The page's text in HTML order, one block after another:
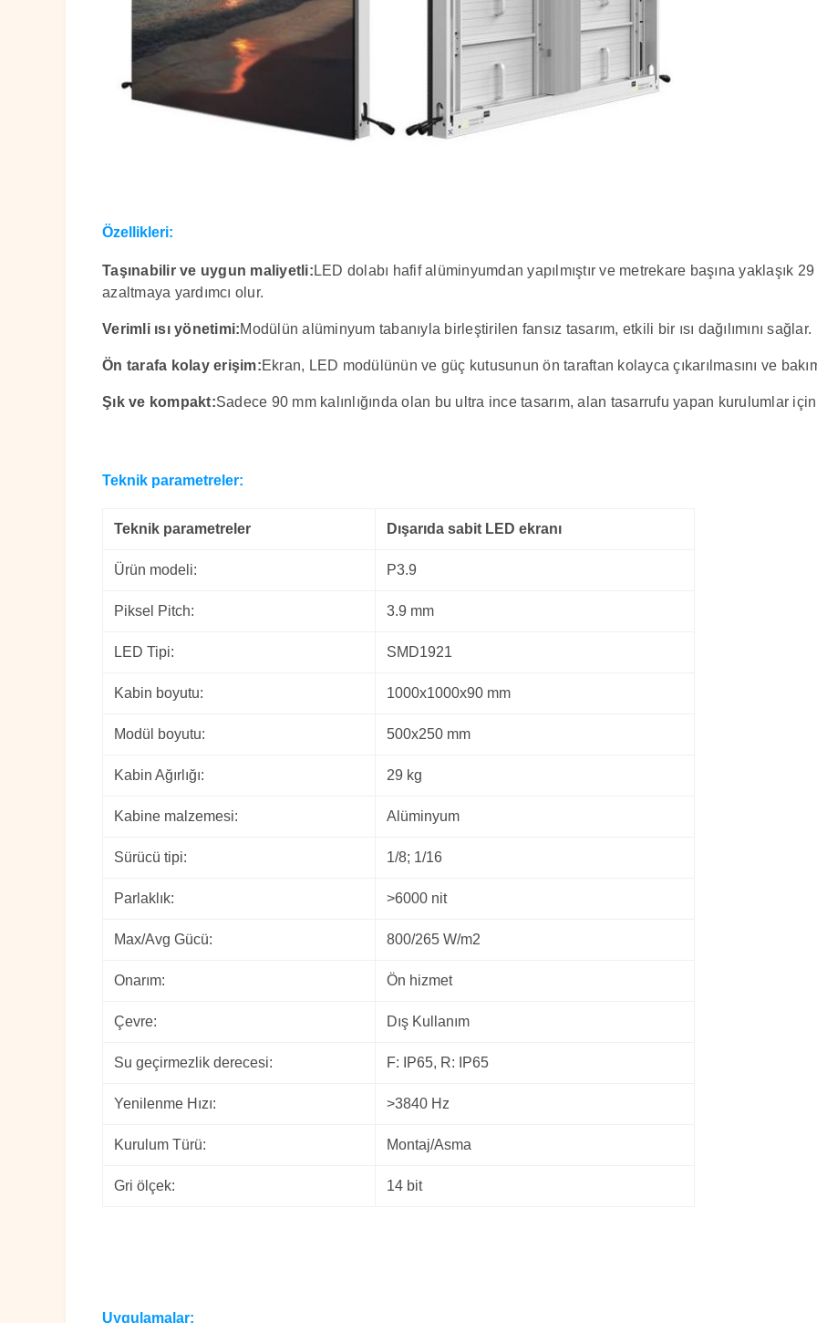
Özellikleri:
Taşınabilir ve uygun maliyetli: LED dolabı hafif alüminyumdan yapılmıştır ve metrekare başına yaklaşık
azaltmaya yardımcı olur.
Verimli ısı yönetimi:Modülün alüminyum tabanıyla birleştirilen fansız tasarım, etkili bir ısı dağılımını sağlar.
Ön tarafa kolay erişim:Ekran, LED modülünün ve güç kutusunun ön taraftan kolayca çıkarılmasını ve
Şık ve kompakt:Sadece 90 mm kalınlığında olan bu ultra ince tasarım, alan tasarrufu yapan kurulumlar
Teknik parametreler:
Teknik parametreler Dışarıda sabit LED ekranı
Ürün modeli: P3.9
Piksel Pitch: 3.9 mm
LED Tipi: SMD1921
Kabin boyutu: 1000x1000x90 mm
Modül boyutu: 500x250 mm
Kabin Ağırlığı: 29 kg
Kabine malzemesi: Alüminyum
Sürücü tipi: 1/8; 1/16
Parlaklık: >6000 nit
Max/Avg Gücü: 800/265 W/m2
Onarım: Ön hizmet
Çevre: Dış Kullanım
Su geçirmezlik derecesi: F: IP65, R: IP65
Yenilenme Hızı: >3840 Hz
Kurulum Türü: Montaj/Asma
Gri ölçek: 14 bit
Uygulamalar: